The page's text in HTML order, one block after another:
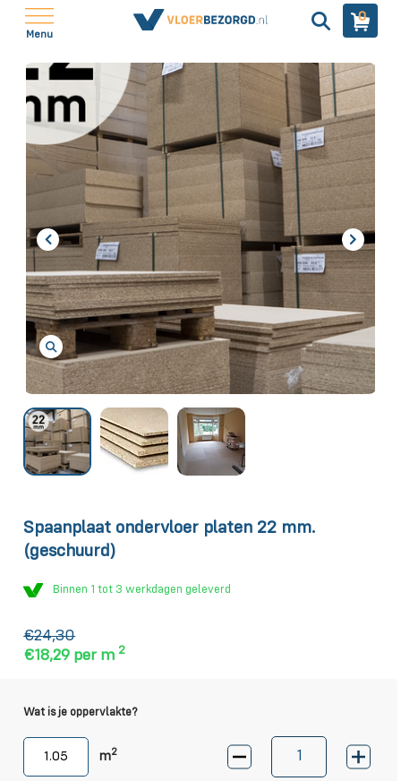
Menu
0
Spaanplaat ondervloer platen 22 mm.
(geschuurd)
Binnen 1 tot 3 werkdagen geleverd
€24,30
€18,29 per m 2
Wat is je oppervlakte?
m2